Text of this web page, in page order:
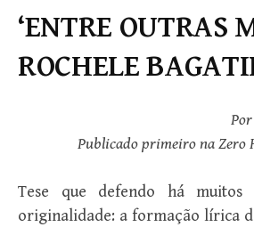
‘ENTRE OUTRAS
ROCHELE
Publicado primeiro na Zero
Tese que defendo há muitos
originalidade: a formação lírica